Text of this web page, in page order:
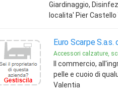
Giardinaggio,
localita' Pier
Euro Scarpe
Accessori calzature,
Il commercio,
pelle e cuoio di
Valentia